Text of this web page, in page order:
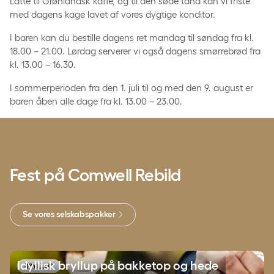
med dagens kage lavet af vores dygtige konditor.
I baren kan du bestille dagens ret mandag til søndag fra kl.
18.00 – 21.00. Lørdag serverer vi også dagens smørrebrød fra
kl. 13.00 – 16.30.
I sommerperioden fra den 1. juli til og med den 9. august er
baren åben alle dage fra kl. 13.00 – 23.00.
Fest på Comwell Rebild
Se vores selskabspakker
Idyllisk bryllup på bakketop og hede
BRYLLUP
Idyllisk bryllup på bakketop og hede